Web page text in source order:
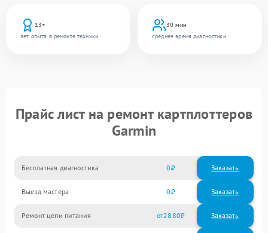
13+
лет опыта в ремонте техники
30 мин
среднее время диагностики
Прайс лист на ремонт картплоттеров
Garmin
Бесплатная диагностика 0 Заказать
Выезд мастера 0 Заказать
Ремонт цепи питания 2880